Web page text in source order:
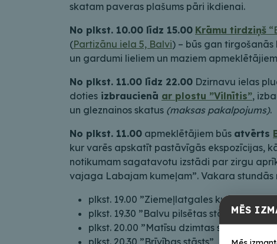
skatam paveras plašums pāri ikdienai.
No plkst. 10.00 līdz 15.00 Krāmu tirdziņš
(Partizānu iela 5, Balvi) – būs gan
un gardumi lieliem un maziem
No plkst. 11.00 līdz 22.00 Dzirnavu ielas
doties izbraucienā ar plostu ”Vilnītis”,
un gleznainos skatus (maksas pakalpojums).
No plkst. 11.00 apmeklētājiem būs atvērts
kur varēs apskatīt pastāvīgās ekspozīcijas,
notikumam sagatavotu izstādi par zirgu
vajaga Labajam kumeļam”. Vakara stundās
plkst. 19.00 ”Ziemeļlatgales kultūras
plkst. 19.30 ”Balvu pilsētas stāsts”
plkst. 20.00 ”Matīsu dzimtas stāsts”
plkst. 20.30 ”Brīvības stāsts”
MĒS